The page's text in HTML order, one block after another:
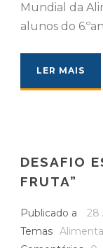
Mundial da
alunos do
LER MAIS
DESAFIO
FRUTA”
Publicado a
28
Temas